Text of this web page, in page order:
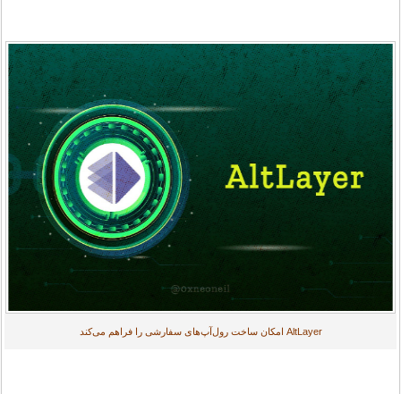
AltLayer امکان ساخت رول‌آپ‌های سفارشی را فراهم می‌کند